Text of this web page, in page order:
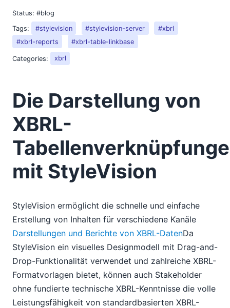
Status: #blog
Tags:
#stylevision #stylevision-server
#xbrl
#xbrl-reports
#xbrl-table-linkbase
Categories: xbrl
Die Darstellung von
XBRL-
mit StyleVision
StyleVision ermöglicht die schnelle und einfache
Erstellung von Inhalten für verschiedene Kanäle
Darstellungen und Berichte von XBRL-DatenDa
StyleVision ein visuelles Designmodell mit Drag-and-
Drop-Funktionalität verwendet und zahlreiche XBRL-
Formatvorlagen bietet, können auch Stakeholder
ohne fundierte technische XBRL-Kenntnisse die volle
Leistungsfähigkeit von standardbasierten XBRL-